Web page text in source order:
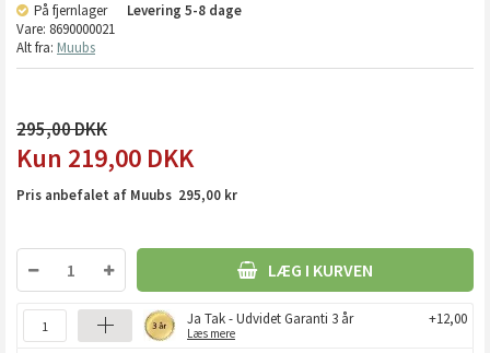
På fjernlager Levering 5-8 dage
Vare: 8690000021
Alt fra: Muubs
295,00
219,00 DKK
Pris anbefalet af Muubs 295,00 kr
LÆG I KURVEN
Ja Tak - Udvidet Garanti 3 år
Læs mere
+12,00